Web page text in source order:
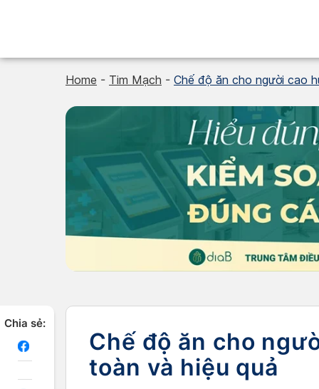
Home - Tim Mạch - Chế độ ăn cho người cao
Chia sẻ:
Chế độ ăn cho
toàn và hiệu quả